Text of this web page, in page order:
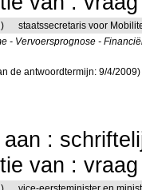
staatssecretaris voor
- Vervoersprognose -
de antwoordtermijn: 9/4/2009)
aan :
van :